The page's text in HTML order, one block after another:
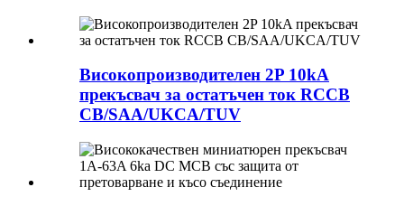
Високопроизводителен 2P 10kA
прекъсвач за остатъчен ток RCCB
CB/SAA/UKCA/TUV